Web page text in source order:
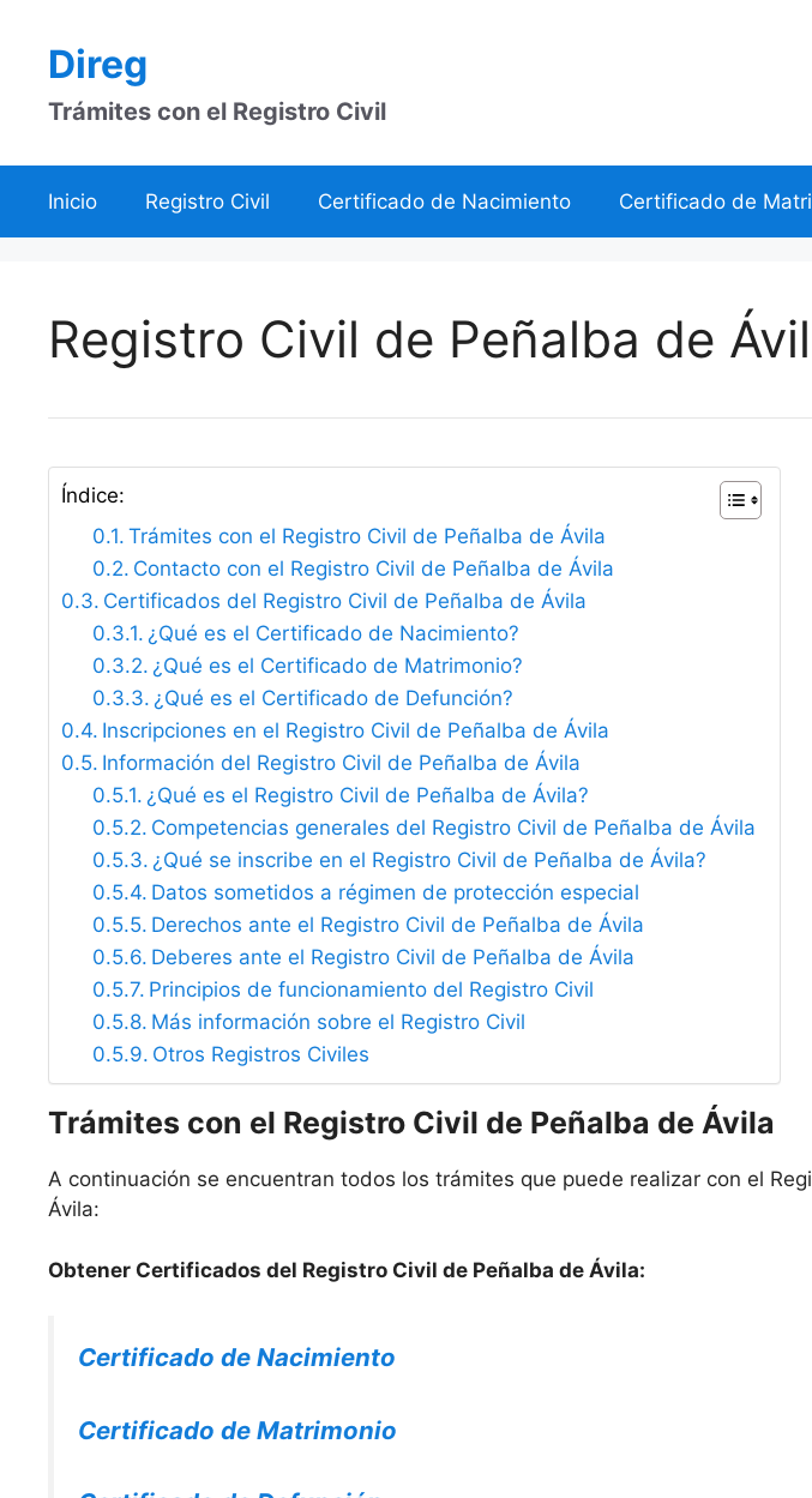
contenidoDireg
Trámites con el Registro Civil
Inicio Registro Civil Certificado de Nacimiento Certificado de
Registro Civil de Peñalba de
Índice:
Trámites con el Registro Civil de Peñalba de Ávila
Contacto con el Registro Civil de Peñalba de Ávila
Certificados del Registro Civil de Peñalba de Ávila
¿Qué es el Certificado de Nacimiento?
¿Qué es el Certificado de Matrimonio?
¿Qué es el Certificado de Defunción?
Inscripciones en el Registro Civil de Peñalba de Ávila
Información del Registro Civil de Peñalba de Ávila
¿Qué es el Registro Civil de Peñalba de Ávila?
Competencias generales del Registro Civil de Peñalba de Ávila
¿Qué se inscribe en el Registro Civil de Peñalba de Ávila?
Datos sometidos a régimen de protección especial
Derechos ante el Registro Civil de Peñalba de Ávila
Deberes ante el Registro Civil de Peñalba de Ávila
Principios de funcionamiento del Registro Civil
Más información sobre el Registro Civil
Otros Registros Civiles
Trámites con el Registro Civil de Peñalba de Ávila
A continuación se encuentran todos los trámites que puede realizar con el
Ávila:
Obtener Certificados del Registro Civil de Peñalba de Ávila:
Certificado de Nacimiento
Certificado de Matrimonio